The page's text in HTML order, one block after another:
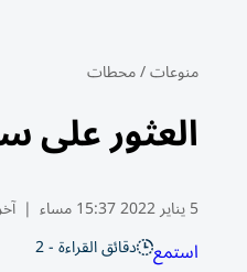
منوعات/محطات
العثور على
5 يناير 2022 15:37 مساء |
استمع دقائق القراءة - 2